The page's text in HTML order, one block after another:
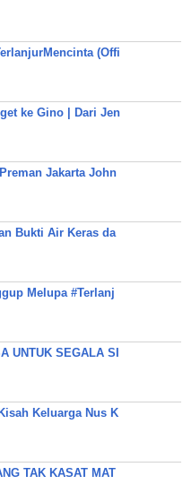
(Offi
ke Gino | Dari Jen
Jakarta John
Bukti Air Keras da
Melupa #Terlanj
UNTUK SEGALA SI
Keluarga Nus K
TAK KASAT MAT